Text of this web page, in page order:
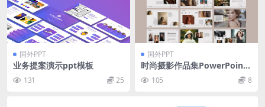
国外PPT
业务提案演示ppt模板
131 25
国外PPT
时尚摄影作品集PowerPoint
演示文稿
105 8